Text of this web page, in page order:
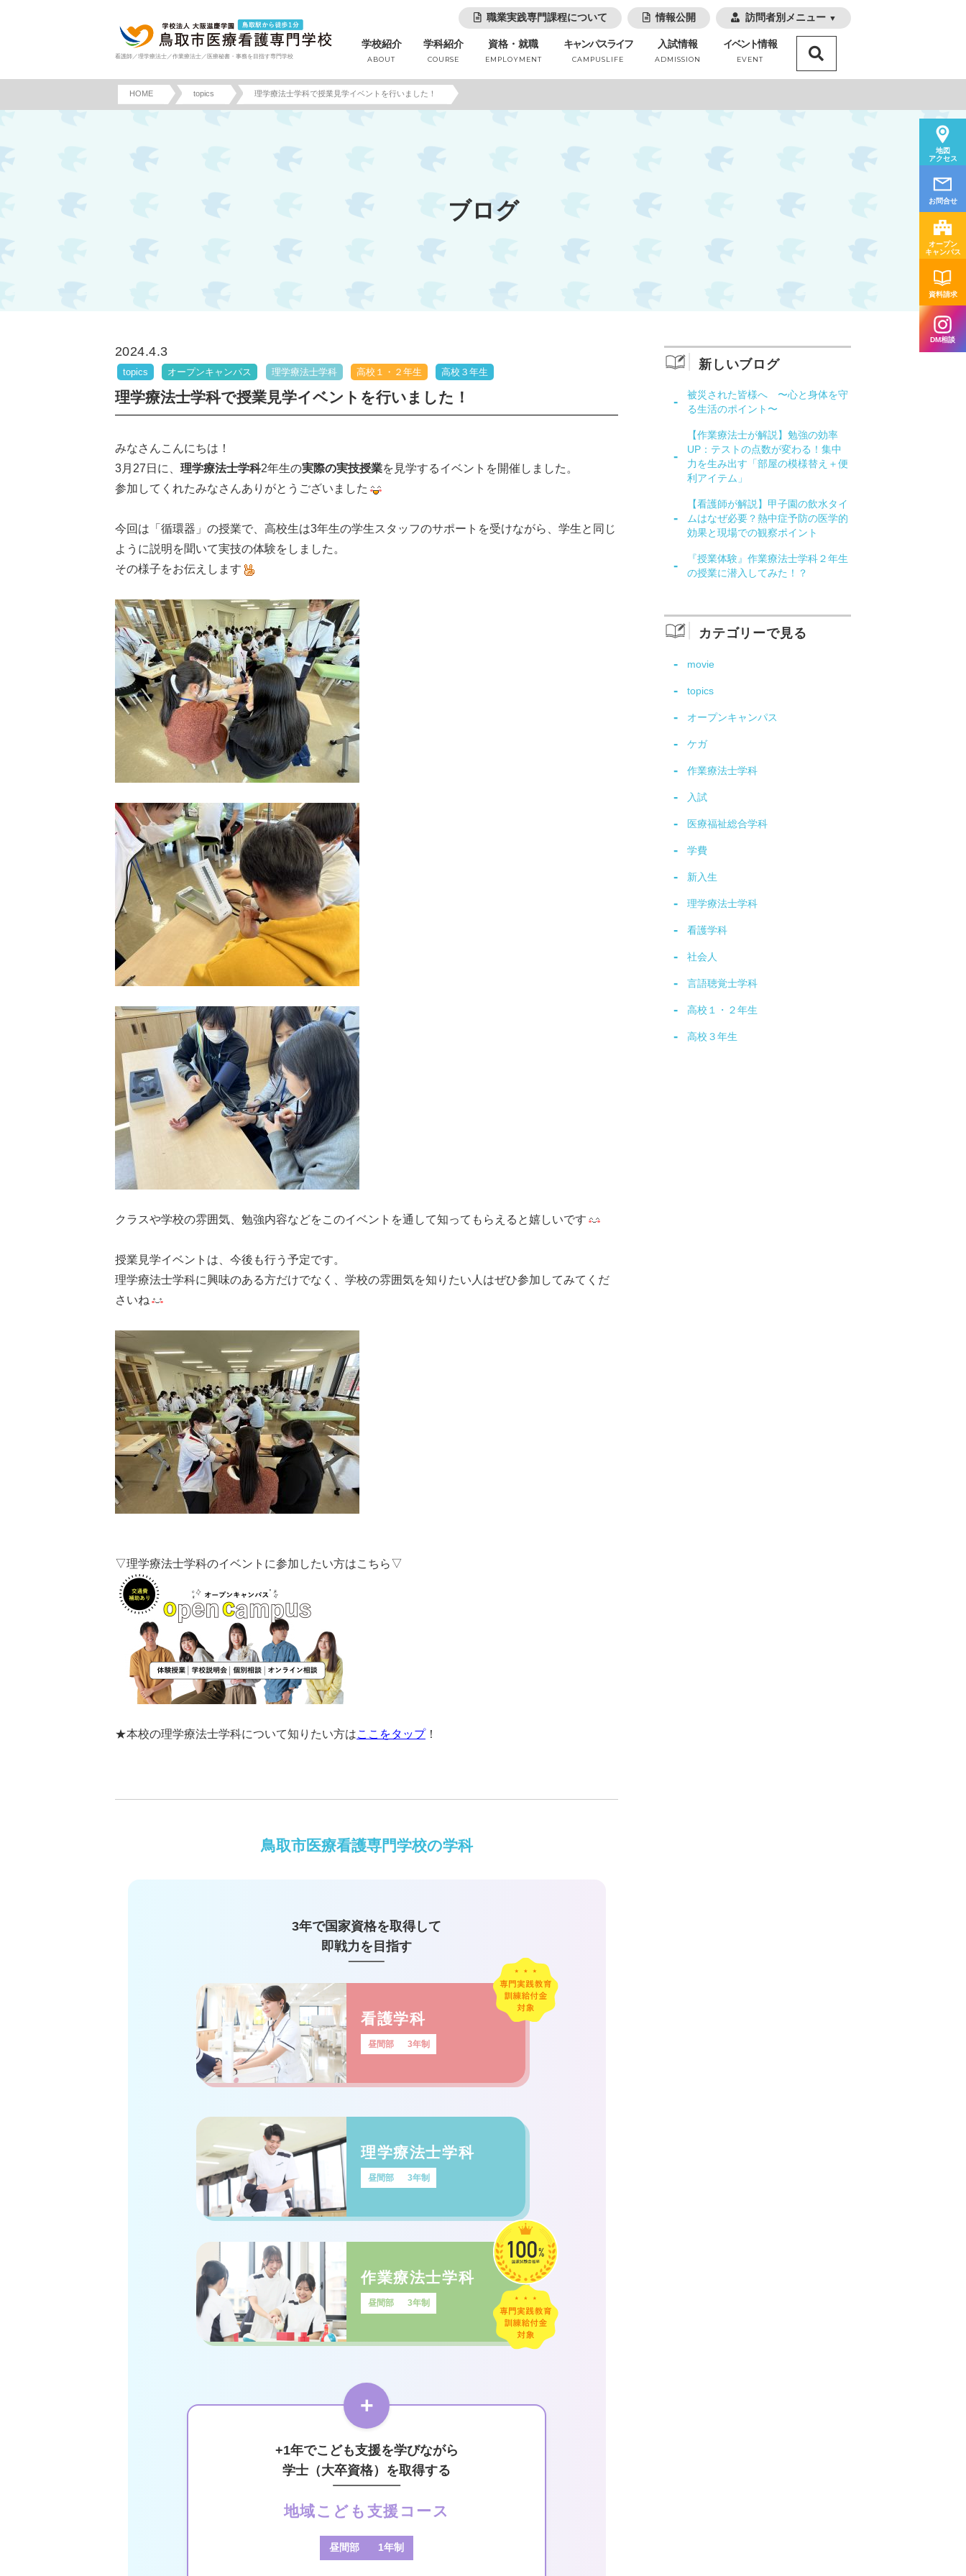
職業実践専門課程について 情報公開 訪問者別メニュー ▼
看護師／理学療法士／作業療法士／医療秘書・事務を目指す専門学校
学校紹介
ABOUT
学科紹介
COURSE
資格・就職
EMPLOYMENT
キャンパスライフ
CAMPUSLIFE
入試情報
ADMISSION
イベント情報
EVENT
HOME topics 理学療法士学科で授業見学イベントを行いました！
ブログ
2024.4.3
topics オープンキャンパス 理学療法士学科 高校１・２年生 高校３年生
理学療法士学科で授業見学イベントを行いました！
みなさんこんにちは！
3月27日に、 理学療法士学科2年生の実際の実技授業を見学するイベントを開催しました。
参加してくれたみなさんありがとうございました
今回は「循環器」の授業で、高校生は3年生の学生スタッフのサポートを受けながら、学生と同じ
ように説明を聞いて実技の体験をしました。
その様子をお伝えします
クラスや学校の雰囲気、勉強内容などをこのイベントを通して知ってもらえると嬉しいです
授業見学イベントは、今後も行う予定です。
理学療法士学科に興味のある方だけでなく、学校の雰囲気を知りたい人はぜひ参加してみてくだ
さいね
▽理学療法士学科のイベントに参加したい方はこちら▽
★本校の理学療法士学科について知りたい方はここをタップ ！
鳥取市医療看護専門学校の学科
3年で国家資格を取得して
即戦力を目指す
看護学科
昼間部 3年制
理学療法士学科
昼間部 3年制
作業療法士学科
昼間部 3年制
+
+1年でこども支援を学びながら
学士（大卒資格）を取得する
地域こども支援コース
昼間部 1年制
新しいブログ
被災された皆様へ 〜心と身体を守
る生活のポイント〜
【作業療法士が解説】勉強の効率
UP：テストの点数が変わる！集中
力を生み出す「部屋の模様替え＋便
利アイテム」
【看護師が解説】甲子園の飲水タイ
ムはなぜ必要？熱中症予防の医学的
効果と現場での観察ポイント
『授業体験』作業療法士学科２年生
の授業に潜入してみた！？
カテゴリーで見る
movie
topics
オープンキャンパス
ケガ
作業療法士学科
入試
医療福祉総合学科
学費
新入生
理学療法士学科
看護学科
社会人
言語聴覚士学科
高校１・２年生
高校３年生
地図
アクセス
お問合せ
オープン
キャンパス
資料請求
DM相談